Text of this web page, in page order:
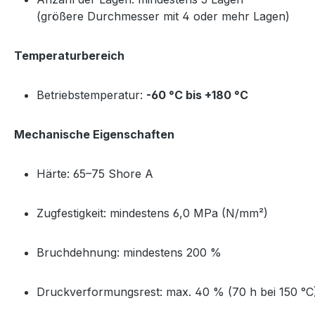
(größere Durchmesser mit 4 oder mehr Lagen)
Temperaturbereich
Betriebstemperatur: -60 °C bis +180 °C
Mechanische Eigenschaften
Härte: 65–75 Shore A
Zugfestigkeit: mindestens 6,0 MPa (N/mm²)
Bruchdehnung: mindestens 200 %
Druckverformungsrest: max. 40 % (70 h bei 150